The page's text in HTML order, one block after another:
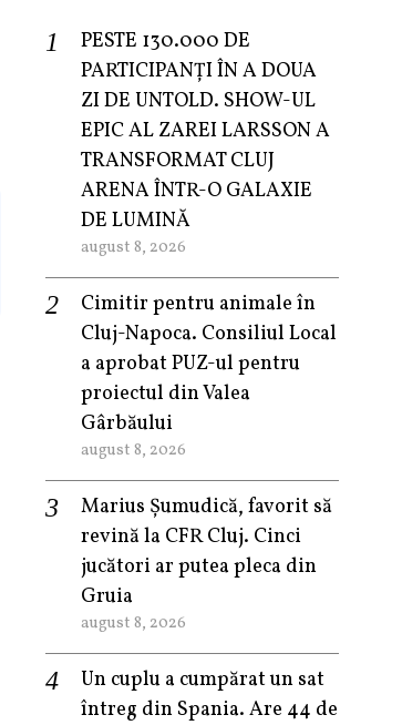
PESTE 130.000 DE
PARTICIPANȚI ÎN A DOUA
ZI DE UNTOLD. SHOW-UL
EPIC AL ZAREI LARSSON A
TRANSFORMAT CLUJ
ARENA ÎNTR-O GALAXIE
DE LUMINĂ
august 8, 2026
Cimitir pentru animale în
Cluj-Napoca. Consiliul Local
a aprobat PUZ-ul pentru
proiectul din Valea
Gârbăului
august 8, 2026
Marius Șumudică, favorit să
revină la CFR Cluj. Cinci
jucători ar putea pleca din
Gruia
august 8, 2026
Un cuplu a cumpărat un sat
întreg din Spania. Are 44 de